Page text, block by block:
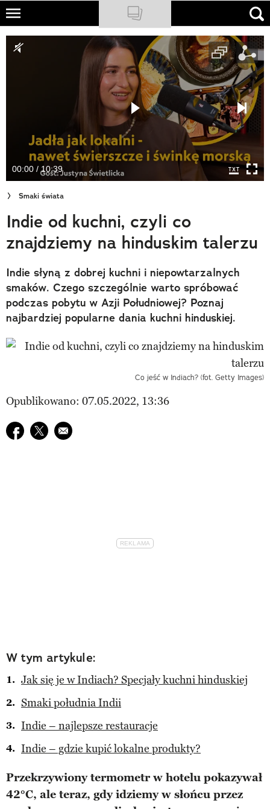
Skip
main
NATIONAL GEOGRAPHIC
Newsletter
Cuda Polski
Wielki Konkurs Fotograficzny
Trendbook Podróżniczy
Polecane
00:00 / 10:39
Smaki świata
Indie od kuchni, czyli co
znajdziemy na hinduskim talerzu
Indie słyną z dobrej kuchni i niepowtarzalnych
smaków. Czego szczególnie warto spróbować
podczas pobytu w Azji Południowej? Poznaj
najbardziej popularne dania kuchni hinduskiej.
Co jeść w Indiach? (fot. Getty Images)
Opublikowano: 07.05.2022, 13:36
Udostępnij na facebook
Udostępnij na twitter
E-mail do przyjaciela
W tym artykule:
Jak się je w Indiach? Specjały kuchni hinduskiej
Smaki południa Indii
Indie – najlepsze restauracje
Indie – gdzie kupić lokalne produkty?
Przekrzywiony termometr w hotelu pokazywał
42°C, ale teraz, gdy idziemy w słońcu przez